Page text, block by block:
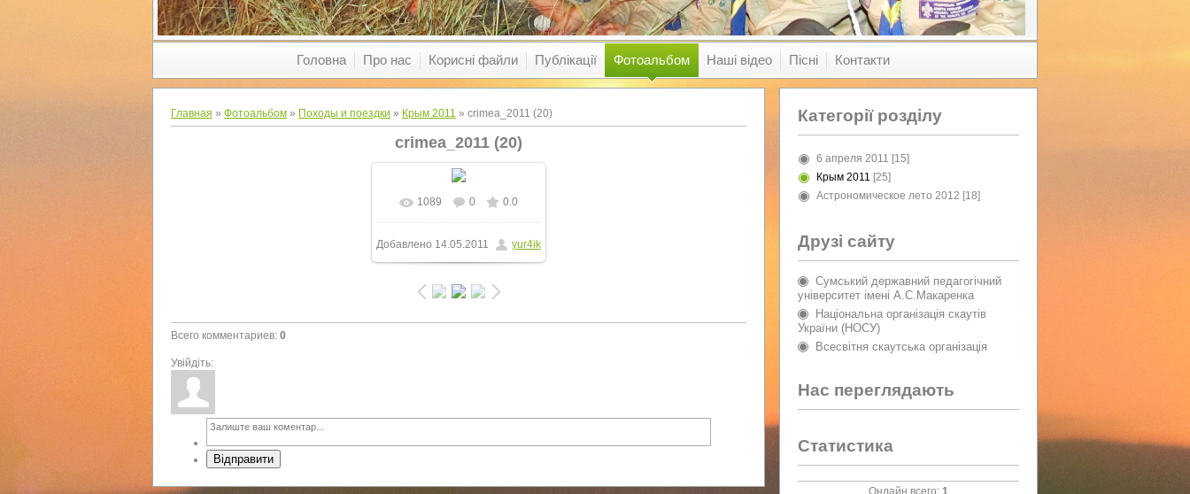
Головна Про нас Корисні файли Публікації Фотоальбом Наші відео Пісні Контакти
Главная » Фотоальбом » Походы и поездки » Крым 2011 » crimea_2011 (20)
crimea_2011 (20)
В реальном размере
675x900/ 147.2Kb
1089 0 0.0
Добавлено 14.05.2011 yur4ik
Всего комментариев: 0
Увійдіть:
Відправити
Категорії розділу
6 апреля 2011 [15]
Крым 2011 [25]
Астрономическое лето 2012 [18]
Друзі сайту
Сумський державний педагогічний
університет імені А.С.Макаренка
Національна організація скаутів
України (НОСУ)
Всесвітня скаутська організація
Нас переглядають
Статистика
Онлайн всего: 1